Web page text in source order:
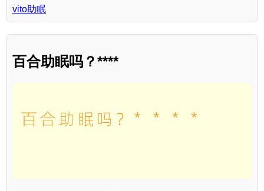
vito助眠
百合助眠吗？****